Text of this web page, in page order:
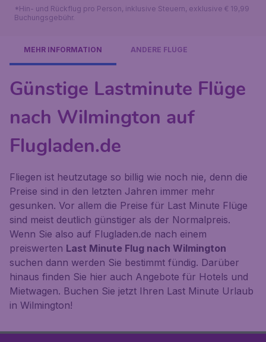
*Hin- und Rückflug pro Person, inklusive Steuern, exklusive € 19,99
Buchungsgebühr.
MEHR INFORMATION ANDERE FLÜGE
Günstige Lastminute Flüge
nach Wilmington auf
Flugladen.de
Fliegen ist heutzutage so billig wie noch nie, denn die
Preise sind in den letzten Jahren immer mehr
gesunken. Vor allem die Preise für Last Minute Flüge
sind meist deutlich günstiger als der Normalpreis.
Wenn Sie also auf Flugladen.de nach einem
preiswerten Last Minute Flug nach Wilmington
suchen dann werden Sie bestimmt fündig. Darüber
hinaus finden Sie hier auch Angebote für Hotels und
Mietwagen. Buchen Sie jetzt Ihren Last Minute Urlaub
in Wilmington!